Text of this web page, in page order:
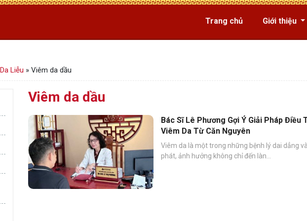
Trang chủ Giới thiệu
Da Liễu » Viêm da dầu
Viêm da dầu
Bác Sĩ Lê Phương Gợi Ý Giải Pháp Điều
Viêm Da Từ Căn Nguyên
Viêm da là một trong những bệnh lý dai dẳng
phát, ảnh hưởng không chỉ đến làn...